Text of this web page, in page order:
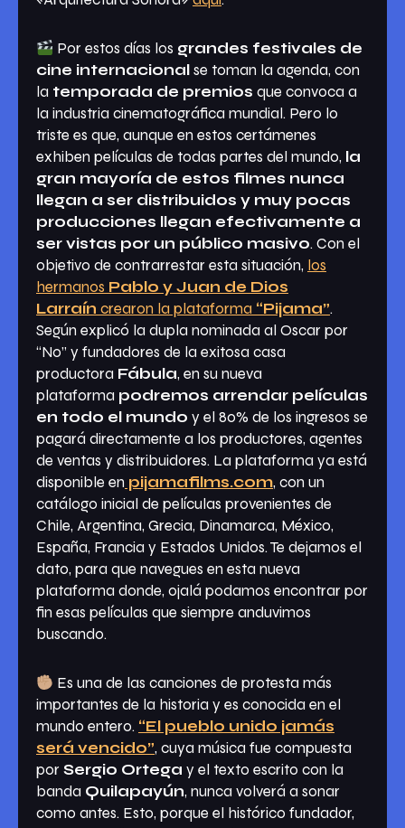
Por estos días los grandes festivales de
cine internacionalse toman la agenda, con
la temporada de premios que convoca a
la industria cinematográfica mundial. Pero lo
triste es que, aunque en estos certámenes
exhiben películas de todas partes del mundo, la
gran mayoría de estos filmes nunca
llegan a ser distribuidos y muy pocas
producciones llegan efectivamente a
ser vistas por un público masivo. Con el
objetivo de contrarrestar esta situación, los
hermanos Pablo y Juan de Dios
Larraín crearon la plataforma “Pijama”.
Según explicó la dupla nominada al Oscar por
“No” y fundadores de la exitosa casa
productora Fábula, en su nueva
plataforma podremos arrendar películas
en todo el mundo y el 80% de los ingresos se
pagará directamente a los productores, agentes
de ventas y distribuidores. La plataforma ya está
disponible en pijamafilms.com, con un
catálogo inicial de películas provenientes de
Chile, Argentina, Grecia, Dinamarca, México,
España, Francia y Estados Unidos. Te dejamos el
dato, para que navegues en esta nueva
plataforma donde, ojalá podamos encontrar por
fin esas películas que siempre anduvimos
buscando.
Es una de las canciones de protesta más
importantes de la historia y es conocida en el
mundo entero. “El pueblo unido jamás
será vencido”, cuya música fue compuesta
por Sergio Ortega y el texto escrito con la
banda Quilapayún, nunca volverá a sonar
como antes. Esto, porque el histórico fundador,